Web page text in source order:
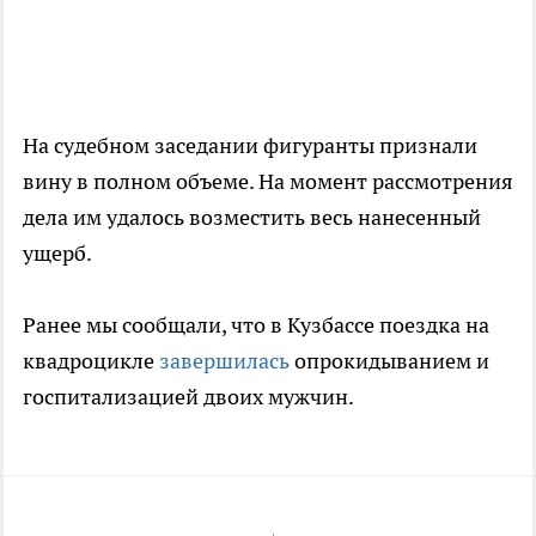
На судебном заседании фигуранты признали
вину в полном объеме. На момент рассмотрения
дела им удалось возместить весь нанесенный
ущерб.
Ранее мы сообщали, что в Кузбассе поездка на
квадроцикле завершиласьопрокидыванием и
госпитализацией двоих мужчин.